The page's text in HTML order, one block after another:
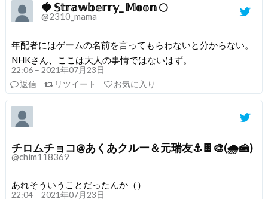
🍓 𝕊𝕥𝕣𝕒𝕨𝕓𝕖𝕣𝕣𝕪_ 𝕄𝕠𝕠𝕟 🌕
@2310_mama
年配者にはゲームの名前を言ってもらわないと分からない。
NHKさん、ここは大人の事情ではないはず。
22:06 – 2021年07月23日
返信
リツイート お気に入り
チロムチョコ@あくあクルー＆元瑞友⚓🍫🎨(🌧🍰)
@chim118369
あれそういうことだったんか（）
22:04 – 2021年07月23日